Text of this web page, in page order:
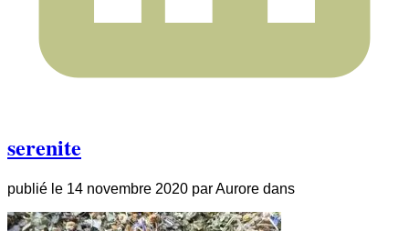
serenite
publié le 14 novembre 2020 parAurore dans